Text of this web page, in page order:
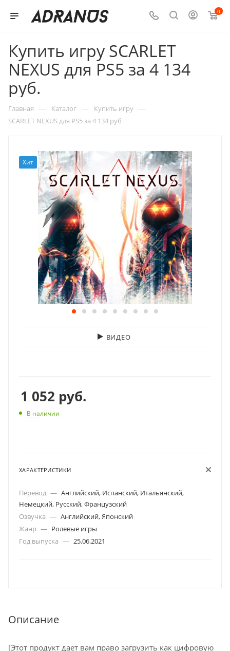
0
Купить игру SCARLET
NEXUS для PS5 за 4 134
руб.
Главная — Каталог — Купить игру —
SCARLET NEXUS для PS5 за 4 134 руб
Хит
ВИДЕО
1 052 руб.
В наличии
ХАРАКТЕРИСТИКИ
Перевод — Английский, Испанский, Итальянский,
Немецкий, Русский, Французский
Озвучка — Английский, Японский
Жанр — Ролевые игры
Год выпуска — 25.06.2021
Описание
[Этот продукт дает вам право загрузить как цифровую